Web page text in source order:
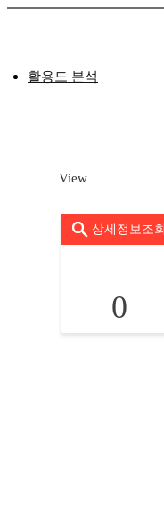
활용도 분석
View
상세정보조회
0